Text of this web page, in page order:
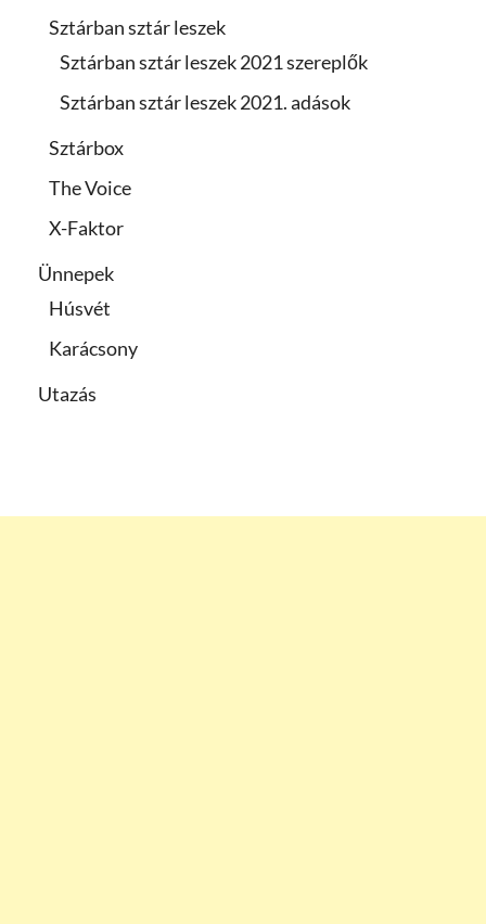
Sztárban sztár leszek
Sztárban sztár leszek 2021 szereplők
Sztárban sztár leszek 2021. adások
Sztárbox
The Voice
X-Faktor
Ünnepek
Húsvét
Karácsony
Utazás